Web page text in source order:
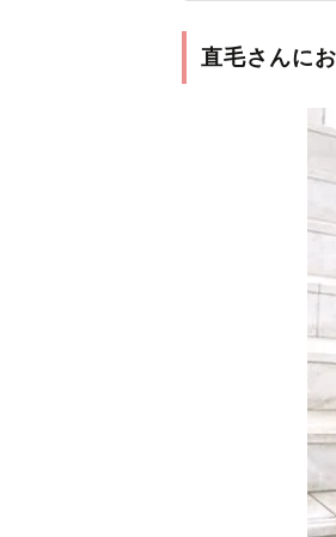
直毛さんに